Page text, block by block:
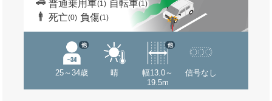
普通乗用車(1) 自転車(1)
死亡(0) 負傷(1)
25～34歳
他
晴
幅13.0～
19.5m
他
信号なし